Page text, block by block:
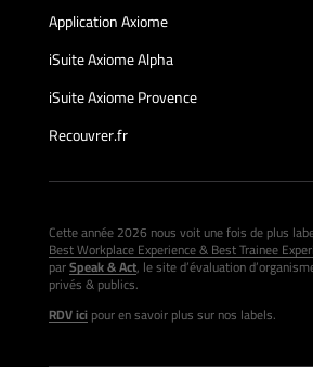
Application Axiome
iSuite Axiome Alpha
iSuite Axiome Provence
Recouvrer.fr
Cette année 2026 nous voit une fois de plus
Best Workplace Experience & Best Trainee
parSpeak & Act, le site d’évaluation
privés & publics.
RDV icipour en savoir plus sur nos labels.